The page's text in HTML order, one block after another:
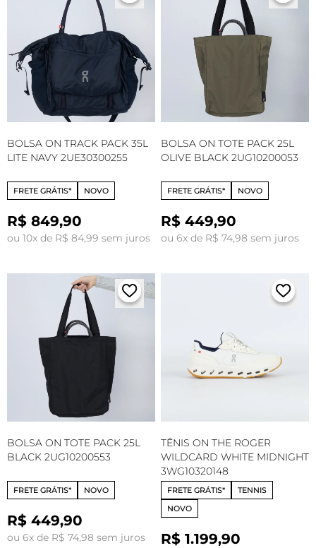
BOLSA ON TRACK PACK 35L
LITE NAVY 2UE30300255
FRETE GRÁTIS* NOVO
R$ 849,90
ou 10x de R$ 84,99 sem juros
BOLSA ON TOTE PACK 25L
OLIVE BLACK 2UG10200053
FRETE GRÁTIS* NOVO
R$ 449,90
ou 6x de R$ 74,98 sem juros
BOLSA ON TOTE PACK 25L
BLACK 2UG10200553
FRETE GRÁTIS* NOVO
R$ 449,90
ou 6x de R$ 74,98 sem juros
TÊNIS ON THE ROGER
WILDCARD WHITE MIDNIGHT
3WG10320148
FRETE GRÁTIS*
TENNIS
NOVO
R$ 1.199,90